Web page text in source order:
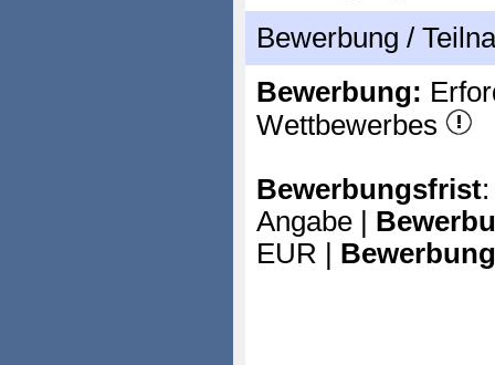
Bewerbung /
Bewerbung:
Wettbewerbes
Bewerbungsfrist
Angabe |
EUR |